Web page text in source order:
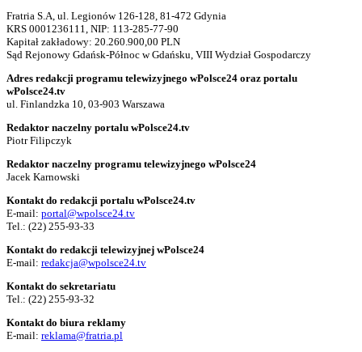
Fratria S.A, ul. Legionów 126-128, 81-472 Gdynia
KRS 0001236111, NIP: 113-285-77-90
Kapitał zakładowy: 20.260.900,00 PLN
Sąd Rejonowy Gdańsk-Północ w Gdańsku, VIII Wydział Gospodarczy
Adres redakcji programu telewizyjnego wPolsce24 oraz portalu
wPolsce24.tv
ul. Finlandzka 10, 03-903 Warszawa
Redaktor naczelny portalu wPolsce24.tv
Piotr Filipczyk
Redaktor naczelny programu telewizyjnego wPolsce24
Jacek Karnowski
Kontakt do redakcji portalu wPolsce24.tv
E-mail: portal@wpolsce24.tv
Tel.: (22) 255-93-33
Kontakt do redakcji telewizyjnej wPolsce24
E-mail: redakcja@wpolsce24.tv
Kontakt do sekretariatu
Tel.: (22) 255-93-32
Kontakt do biura reklamy
E-mail: reklama@fratria.pl